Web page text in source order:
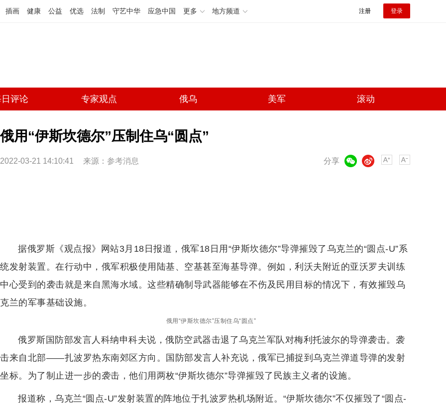
插画 健康 公益 优选 法制 守艺中华 应急中国 更多 地方频道 注册 登录
评论 专家观点 俄乌 美军 滚动
俄用“伊斯坎德尔”压制住乌“圆点”
2022-03-21 14:10:41 来源： 参考消息 分享
微博
据俄罗斯《观点报》网站3月18日报道，俄军18日用“伊斯坎德尔”导弹摧毁了乌克兰的“圆点-U”系
统发射装置。在行动中，俄军积极使用陆基、空基甚至海基导弹。例如，利沃夫附近的亚沃罗夫训练
中心受到的袭击就是来自黑海水域。这些精确制导武器能够在不伤及民用目标的情况下，有效摧毁乌
克兰的军事基础设施。
俄用“伊斯坎德尔”压制住乌“圆点”
俄罗斯国防部发言人科纳申科夫说，俄防空武器击退了乌克兰军队对梅利托波尔的导弹袭击。袭
击来自北部——扎波罗热东南郊区方向。国防部发言人补充说，俄军已捕捉到乌克兰弹道导弹的发射
坐标。为了制止进一步的袭击，他们用两枚“伊斯坎德尔”导弹摧毁了民族主义者的设施。
报道称，乌克兰“圆点-U”发射装置的阵地位于扎波罗热机场附近。“伊斯坎德尔”不仅摧毁了“圆点-